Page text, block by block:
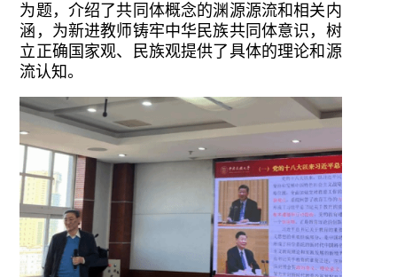
为题，介绍了共同体概念的渊源源流和相关内
涵，为新进教师铸牢中华民族共同体意识，树
立正确国家观、民族观提供了具体的理论和源
流认知。